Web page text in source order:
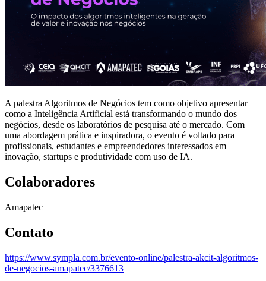
A palestra Algoritmos de Negócios tem como objetivo apresentar
como a Inteligência Artificial está transformando o mundo dos
negócios, desde os laboratórios de pesquisa até o mercado. Com
uma abordagem prática e inspiradora, o evento é voltado para
profissionais, estudantes e empreendedores interessados em
inovação, startups e produtividade com uso de IA.
Colaboradores
Amapatec
Contato
https://www.sympla.com.br/evento-online/palestra-akcit-algoritmos-
de-negocios-amapatec/3376613